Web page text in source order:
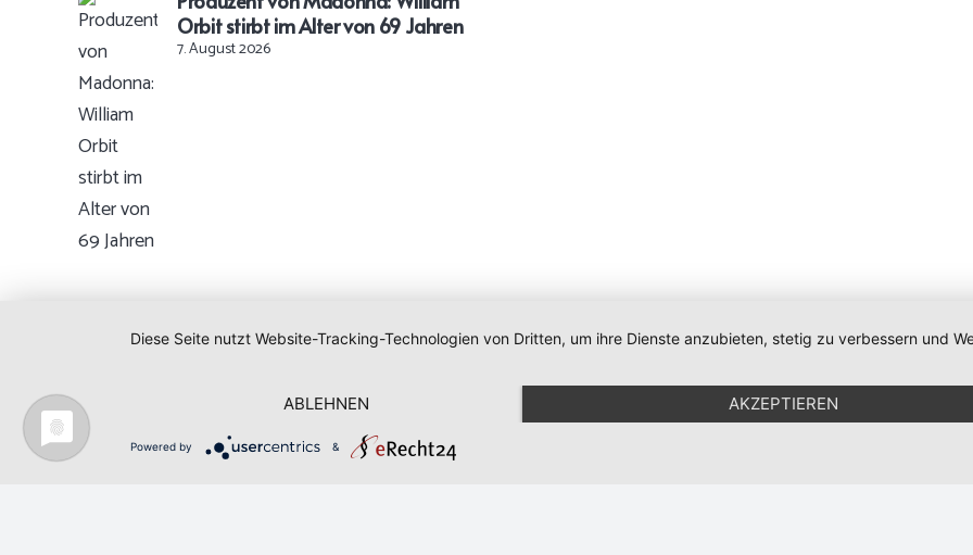
Orbit stirbt im Alter von 69 Jahren
7. August 2026
Impressum|Datenschutz|Newsletter|Cookie-Einstellungen
Diese Seite nutzt Website-Tracking-Technologien von Dritten, um ihre Dienste anzubieten, stetig zu verbessern und
ABLEHNEN AKZEPTIEREN
Powered by &